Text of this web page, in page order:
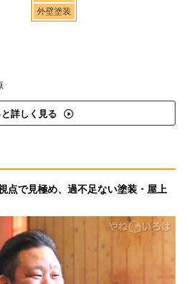
外壁塗装
と詳しく見る
点で見極め、過不足ない塗装・屋上